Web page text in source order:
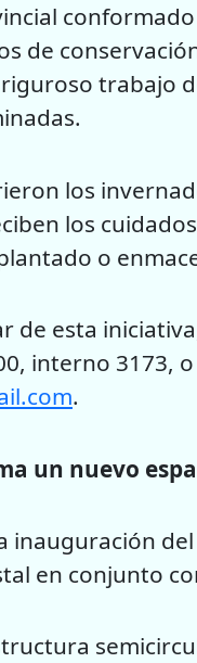
de
trabajo
los
los
o
de esta
interno 3173,
.
un nuevo
inauguración
en conjunto